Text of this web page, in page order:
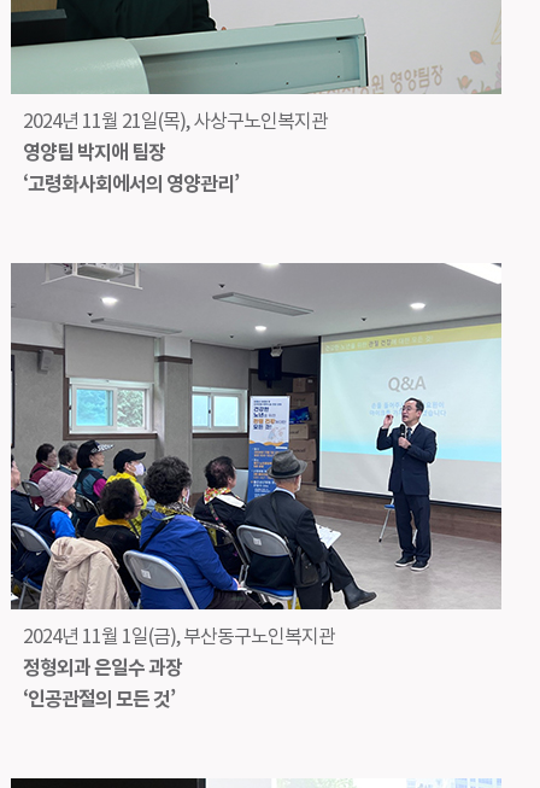
2024년 11월 21일(목), 사상구노인복지관
영양팀 박지애 팀장
‘고령화사회에서의 영양관리’
2024년 11월 1일(금), 부산동구노인복지관
정형외과 은일수 과장
‘인공관절의 모든 것’